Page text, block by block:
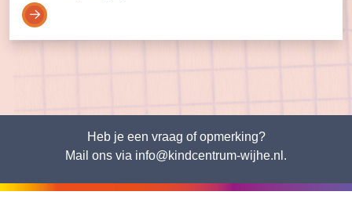
Heb je een vraag of opmerking?
Mail ons via info@kindcentrum-wijhe.nl.